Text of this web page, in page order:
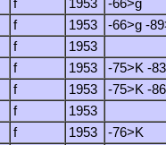
f 1953
-66>g
f 1953
-66>g -
f
1953
f 1953
-75>K -
f 1953
-75>K -
f
1953
f 1953
-76>K